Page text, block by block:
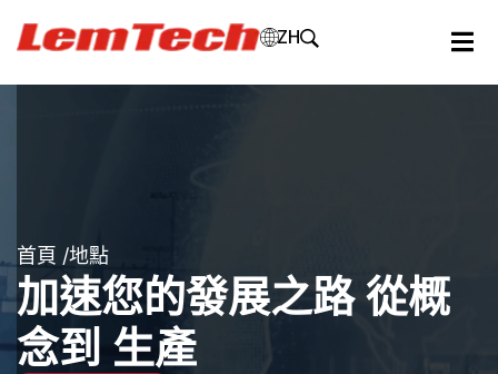
ZH
首頁 /地點
加速您的發展之路從概
念到 生產